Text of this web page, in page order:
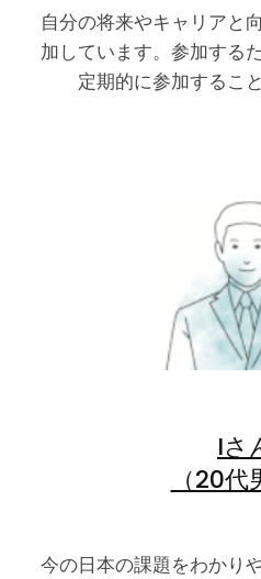
自分の将来やキャリアと
加しています。参加する
定期的に参加するこ
Iさ
（20代
今の日本の課題をわかり